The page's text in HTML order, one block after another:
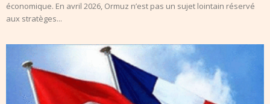
économique. En avril 2026, Ormuz n’est pas un sujet lointain réservé
aux stratèges...